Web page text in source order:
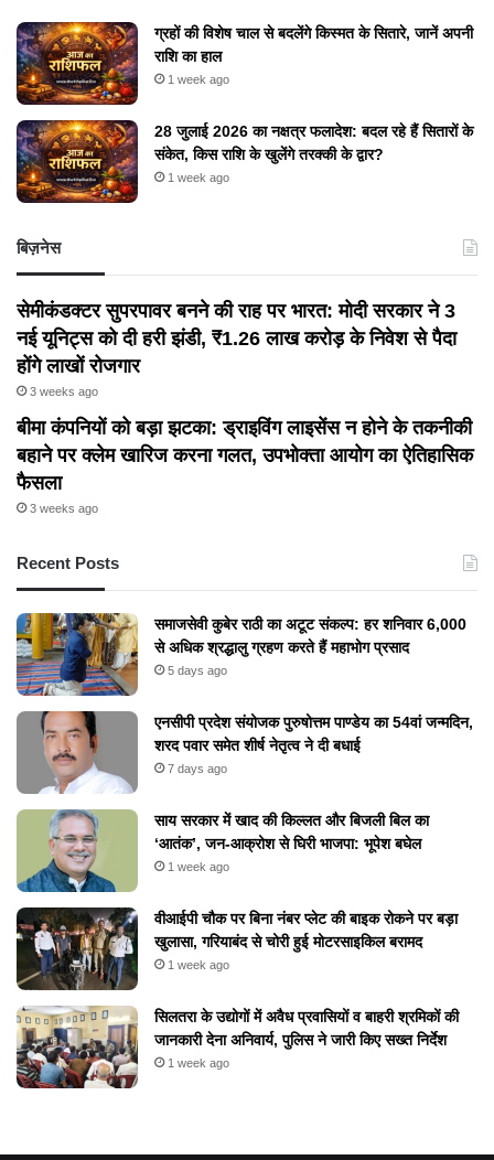
ग्रहों की विशेष चाल से बदलेंगे किस्मत के सितारे, जानें अपनी
राशि का हाल
1 week ago
28 जुलाई 2026 का नक्षत्र फलादेश: बदल रहे हैं सितारों के
संकेत, किस राशि के खुलेंगे तरक्की के द्वार?
1 week ago
बिज़नेस
सेमीकंडक्टर सुपरपावर बनने की राह पर भारत: मोदी सरकार ने 3
नई यूनिट्स को दी हरी झंडी, ₹1.26 लाख करोड़ के निवेश से पैदा
होंगे लाखों रोजगार
3 weeks ago
बीमा कंपनियों को बड़ा झटका: ड्राइविंग लाइसेंस न होने के तकनीकी
बहाने पर क्लेम खारिज करना गलत, उपभोक्ता आयोग का ऐतिहासिक
फैसला
3 weeks ago
Recent Posts
समाजसेवी कुबेर राठी का अटूट संकल्प: हर शनिवार 6,000
से अधिक श्रद्धालु ग्रहण करते हैं महाभोग प्रसाद
5 days ago
एनसीपी प्रदेश संयोजक पुरुषोत्तम पाण्डेय का 54वां जन्मदिन,
शरद पवार समेत शीर्ष नेतृत्व ने दी बधाई
7 days ago
​साय सरकार में खाद की किल्लत और बिजली बिल का
‘आतंक’, जन-आक्रोश से घिरी भाजपा: भूपेश बघेल
1 week ago
वीआईपी चौक पर बिना नंबर प्लेट की बाइक रोकने पर बड़ा
खुलासा, गरियाबंद से चोरी हुई मोटरसाइकिल बरामद
1 week ago
सिलतरा के उद्योगों में अवैध प्रवासियों व बाहरी श्रमिकों की
जानकारी देना अनिवार्य, पुलिस ने जारी किए सख्त निर्देश
1 week ago